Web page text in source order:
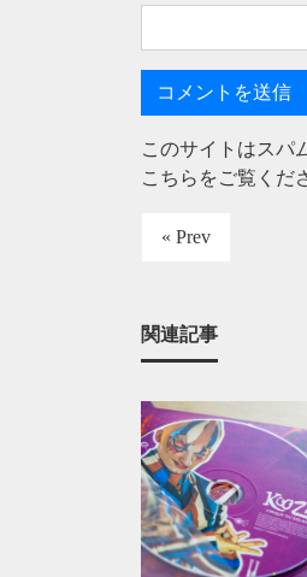
このサイトはスパ
こちらをご覧くだ
« Prev
関連記事